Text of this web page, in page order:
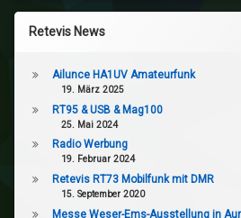
Retevis News
Ailunce HA1UV Amateurfunk
19. März 2025
RT95 & USB & Mag100
25. Mai 2024
Radio Werbung
19. Februar 2024
Retevis RT73 Mobilfunk mit DMR
15. September 2020
Messe Weser-Ems-Ausstellung in